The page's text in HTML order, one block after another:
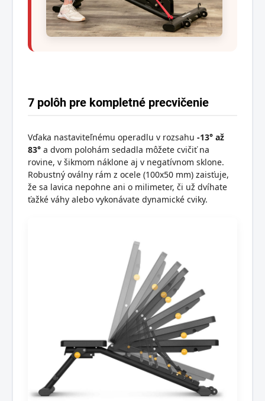
7 polôh pre kompletné precvičenie
Vďaka nastaviteľnému operadlu v rozsahu -13° až
83° a dvom polohám sedadla môžete cvičiť na
rovine, v šikmom náklone aj v negatívnom sklone.
Robustný oválny rám z ocele (100x50 mm) zaisťuje,
že sa lavica nepohne ani o milimeter, či už dvíhate
ťažké váhy alebo vykonávate dynamické cviky.